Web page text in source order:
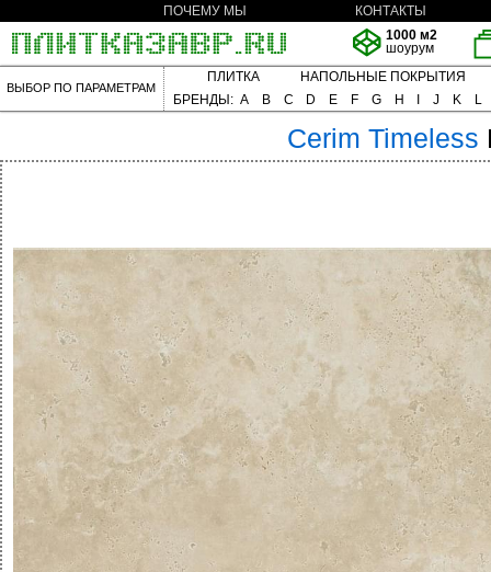
ПОЧЕМУ МЫ
КОНТАКТЫ
1000 м2
шоурум
ВЫБОР ПО ПАРАМЕТРАМ
ПЛИТКА
НАПОЛЬНЫЕ ПОКРЫТИЯ
БРЕНДЫ: A B C D E F G H J K L
Cerim Timeless